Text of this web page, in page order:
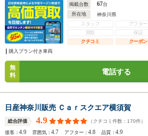
掲載台数 67台
所在地
神奈川県
スタッフ
アフター
買取
保証
クチコミ
クーポン
購入プラン付き車両
無
料
電話する
日産神奈川販売 Ｃａｒスクエア横須賀
総合評価 4.9 （クチコミ件数： 170件）
接客：4.9 雰囲気：4.7 アフター：4.8 品質：4.9